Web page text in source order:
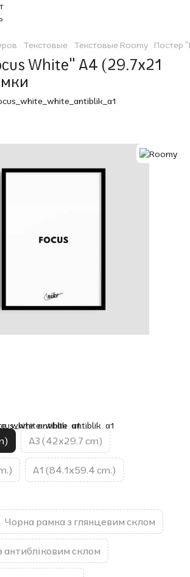
Текстовые Текстовые Roomy Постер
White" A4 (29.7x21
A3 (42x29.7 cm)
A1 (84.1x59.4 cm.)
Чорна рамка з глянцевим склом
антибліковим склом